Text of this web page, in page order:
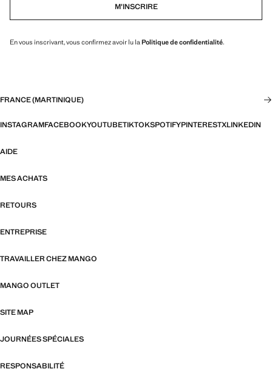
M’INSCRIRE
En vous inscrivant, vous confirmez avoir lu la Politique de confidentialité.
FRANCE (MARTINIQUE)
INSTAGRAMFACEBOOKYOUTUBETIKTOKSPOTIFYPINTERESTXLINKEDIN
AIDE
MES ACHATS
RETOURS
ENTREPRISE
TRAVAILLER CHEZ MANGO
MANGO OUTLET
SITE MAP
JOURNÉES SPÉCIALES
RESPONSABILITÉ